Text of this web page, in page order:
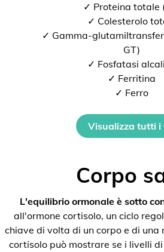
✓ Proteina totale
✓ Colesterolo
✓ Gamma-
GT)
✓ Fosfatasi
✓ Ferritina
✓ Ferro
Visualizza tutti i
Corpo
L'equilibrio ormonale è sotto
all'ormone cortisolo, un ciclo
chiave di volta di un corpo e di una
cortisolo può mostrare se i livelli